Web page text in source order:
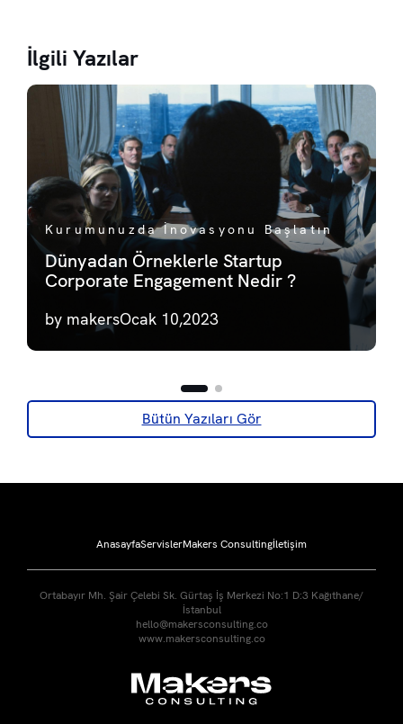
İlgili Yazılar
Kurumunuzda İnovasyonu Başlatın
Dünyadan Örneklerle Startup
Corporate Engagement Nedir ?
by makersOcak 10,2023
Bütün Yazıları Gör
AnasayfaServislerMakers Consultingİletişim
Ortabayır Mh. Şair Çelebi Sk. Gürtaş İş Merkezi No:1 D:3 Kağıthane/
İstanbul
hello@makersconsulting.co
www.makersconsulting.co